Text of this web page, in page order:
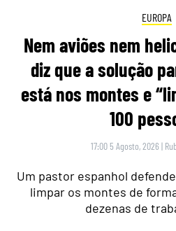
EUROPA
Nem aviões nem
diz que a solução
está nos montes e
100
17:00 5 Agosto, 2026 |
Um pastor espanhol
limpar os montes de
dezenas de